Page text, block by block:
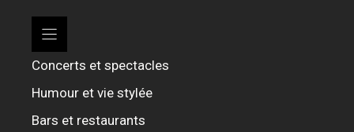
Concerts et spectacles
Humour et vie stylée
Bars et restaurants